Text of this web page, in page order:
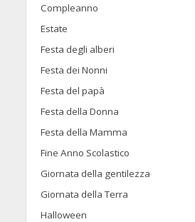
Compleanno
Estate
Festa degli alberi
Festa dei Nonni
Festa del papà
Festa della Donna
Festa della Mamma
Fine Anno Scolastico
Giornata della gentilezza
Giornata della Terra
Halloween